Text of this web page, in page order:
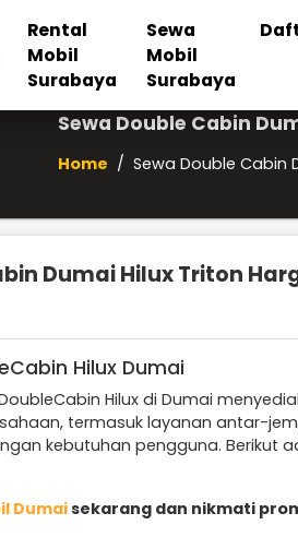
Rental
Mobil
Surabaya
Sewa
Mobil
Surabaya
Sewa Double Cabin
Home / Sewa Double Cabin
Dumai Hilux Triton
Hilux Dumai
Hilux di Dumai
termasuk layanan antar-
kebutuhan pengguna. Berikut
Dumaisekarang dan nikmati